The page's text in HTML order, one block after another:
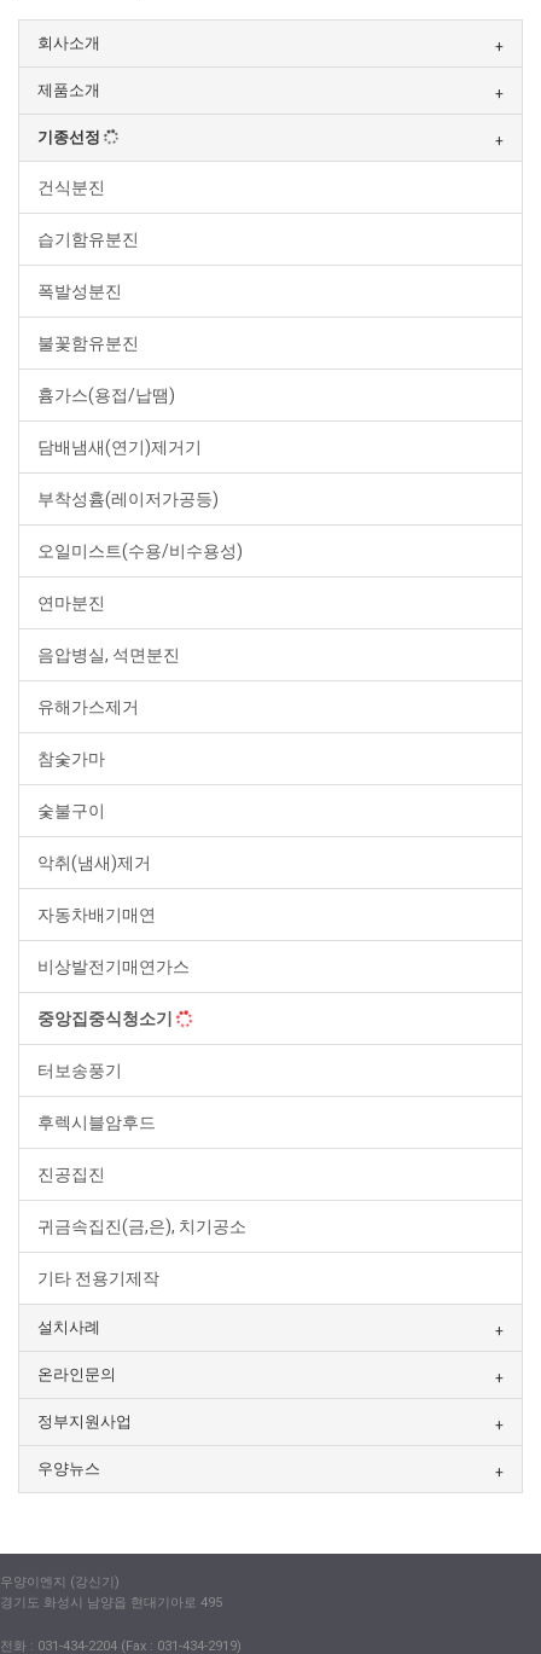
회사소개
제품소개
기종선정
건식분진
습기함유분진
폭발성분진
불꽃함유분진
흄가스(용접/납땜)
담배냄새(연기)제거기
부착성흄(레이저가공등)
오일미스트(수용/비수용성)
연마분진
음압병실, 석면분진
유해가스제거
참숯가마
숯불구이
악취(냄새)제거
자동차배기매연
비상발전기매연가스
중앙집중식청소기
터보송풍기
후렉시블암후드
진공집진
귀금속집진(금,은), 치기공소
기타 전용기제작
설치사례
온라인문의
정부지원사업
우양뉴스
우양이엔지 (강신기)
경기도 화성시 남양읍 현대기아로 495
전화 : 031-434-2204 (Fax : 031-434-2919)